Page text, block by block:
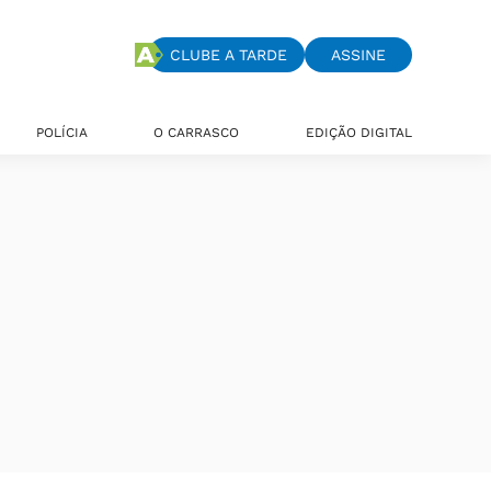
CLUBE A TARDE ASSINE
POLÍCIA O CARRASCO EDIÇÃO DIGITAL